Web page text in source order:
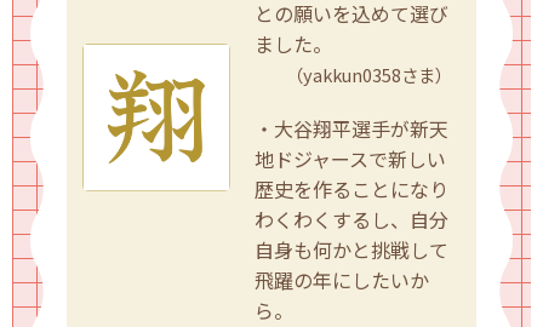
との願いを込めて選び
ました。
（yakkun0358さま）
・大谷翔平選手が新天
地ドジャースで新しい
歴史を作ることになり
わくわくするし、自分
自身も何かと挑戦して
飛躍の年にしたいか
ら。